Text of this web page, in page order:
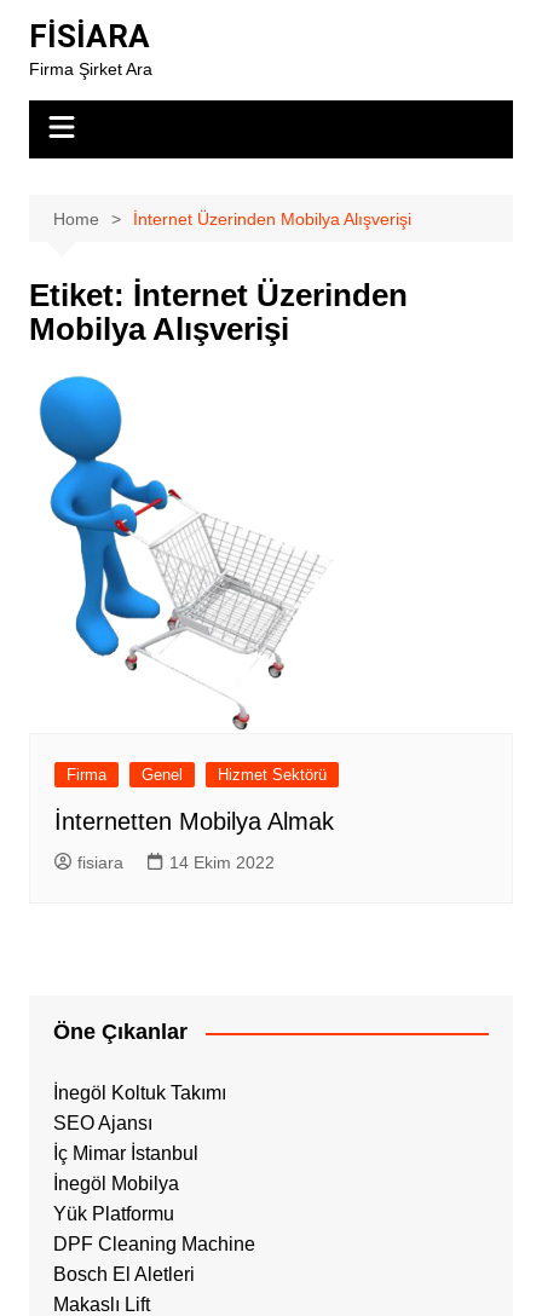
content
FİSİARA
Firma Şirket Ara
Home İnternet Üzerinden Mobilya Alışverişi
Etiket: İnternet Üzerinden
Mobilya Alışverişi
Firma Genel Hizmet Sektörü
İnternetten Mobilya Almak
fisiara 14 Ekim 2022
Öne Çıkanlar
İnegöl Koltuk Takımı
SEO Ajansı
İç Mimar İstanbul
İnegöl Mobilya
Yük Platformu
DPF Cleaning Machine
Bosch El Aletleri
Makaslı Lift